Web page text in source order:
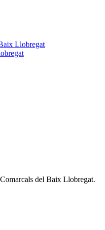
Llobregat
del Baix Llobregat.